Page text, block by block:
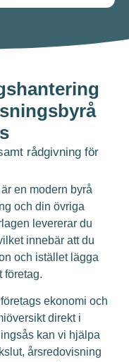
rådgivning för
en modern byrå
och din övriga
levererar du
innebär att du
och istället lägga
företag.
ekonomi och
direkt i
kan vi hjälpa
årsredovisning